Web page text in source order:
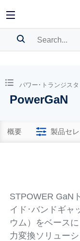
BOOKMARK
Pleaselog into
パワー･トランジスタ
PowerGaN
概要 製品セ
STPOWER GaN
イド･バンドギャ
ウム）をベース
力変換ソリュー